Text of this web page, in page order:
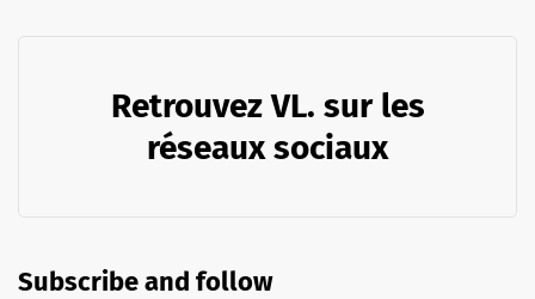
Retrouvez VL. sur les
réseaux sociaux
Subscribe and follow